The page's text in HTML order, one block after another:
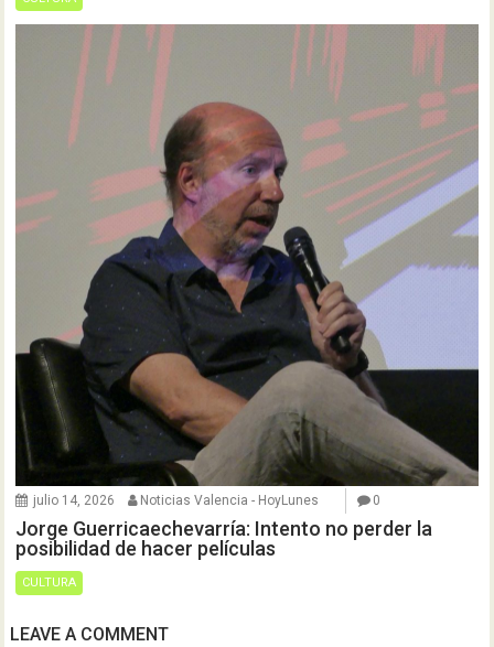
julio 14, 2026 Noticias Valencia - HoyLunes 0
Jorge Guerricaechevarría: Intento no perder la
posibilidad de hacer películas
CULTURA
LEAVE A COMMENT